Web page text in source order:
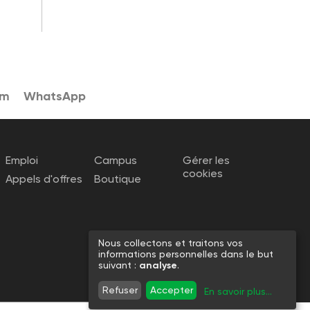
WhatsApp
Emploi
Appels d'offres
Campus
Boutique
Gérer les
cookies
Nous collectons et traitons vos
informations personnelles dans le but
suivant : analyse.
Refuser Accepter En savoir plus...